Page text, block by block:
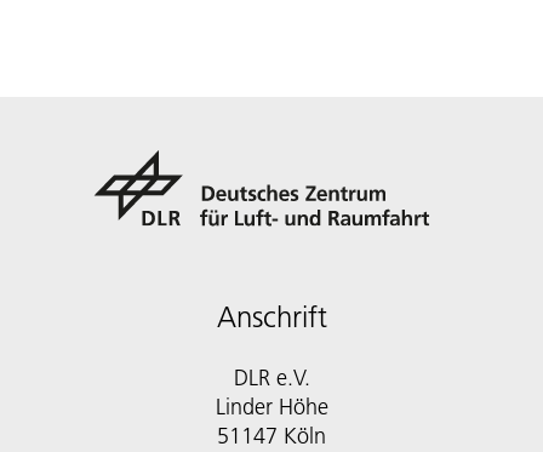
Anschrift
DLR e.V.
Linder Höhe
51147 Köln